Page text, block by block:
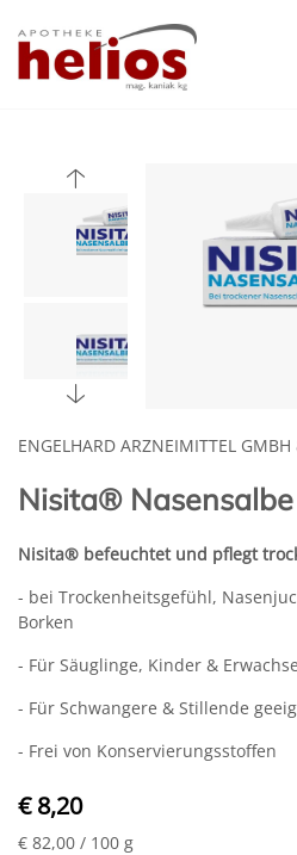
ENGELHARD ARZNEIMITTEL GMBH
Nisita®
Nisita® befeuchtet und pflegt
- bei Trockenheitsgefühl,
Borken
- Für Säuglinge, Kinder &
- Für Schwangere & Stillende
- Frei von Konservierungsstoffen
€ 8,20
€ 82,00 / 100 g